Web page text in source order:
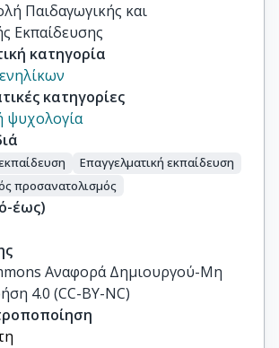
Παιδαγωγικής και
Εκπαίδευσης
κατηγορία
κατηγορίες
ψυχολογία
Επαγγελματική εκπαίδευση
προσανατολισμός
έως)
Αναφορά Δημιουργού-Μη
4.0 (CC-BY-NC)